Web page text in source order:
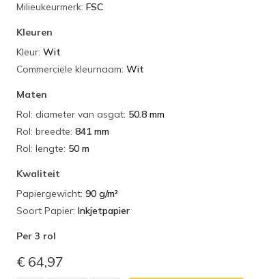
Milieukeurmerk: FSC
Kleuren
Kleur: Wit
Commerciële kleurnaam: Wit
Maten
Rol: diameter van asgat: 50.8 mm
Rol: breedte: 841 mm
Rol: lengte: 50 m
Kwaliteit
Papiergewicht: 90 g/m²
Soort Papier: Inkjetpapier
Per 3 rol
€ 64,97